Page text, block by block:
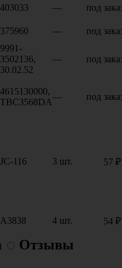
403033 — под
375960 — под
9991-
3502136,
30.02.52
— под
4615130000,
TBC3568DA
— под
JC-116 3 шт. 57 ₽
A3838 4 шт. 54 ₽
Отзывы